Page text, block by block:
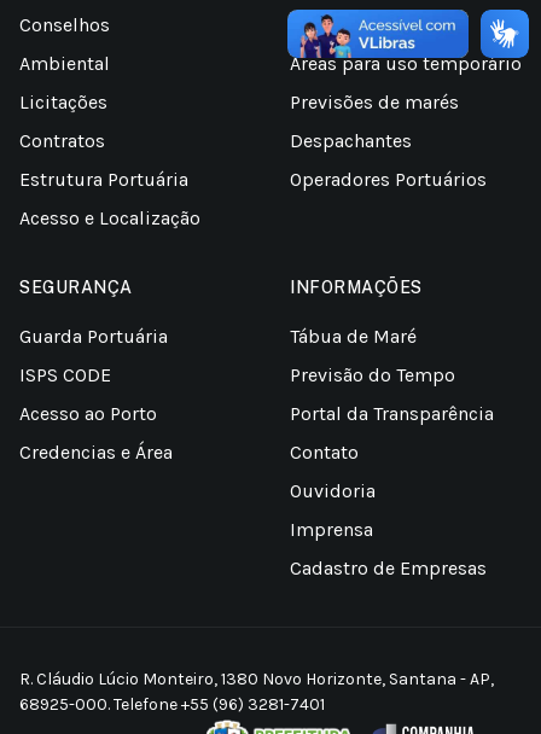
Conselhos
Ambiental
Licitações
Contratos
Estrutura Portuária
Acesso e Localização
Estatísticas
Áreas para uso temporário
Previsões de marés
Despachantes
Operadores Portuários
SEGURANÇA
Guarda Portuária
ISPS CODE
Acesso ao Porto
Credencias e Área
INFORMAÇÕES
Tábua de Maré
Previsão do Tempo
Portal da Transparência
Contato
Ouvidoria
Imprensa
Cadastro de Empresas
R. Cláudio Lúcio Monteiro, 1380 Novo Horizonte, Santana - AP,
68925-000. Telefone +55 (96) 3281-7401